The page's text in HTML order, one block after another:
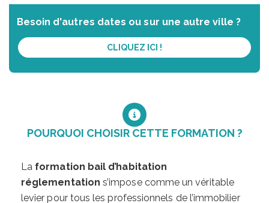
Besoin d'autres dates ou sur une autre ville ?
CLIQUEZ ICI !
POURQUOI CHOISIR CETTE FORMATION ?
La formation bail d’habitation
réglementation s’impose comme un véritable
levier pour tous les professionnels de l’immobilier